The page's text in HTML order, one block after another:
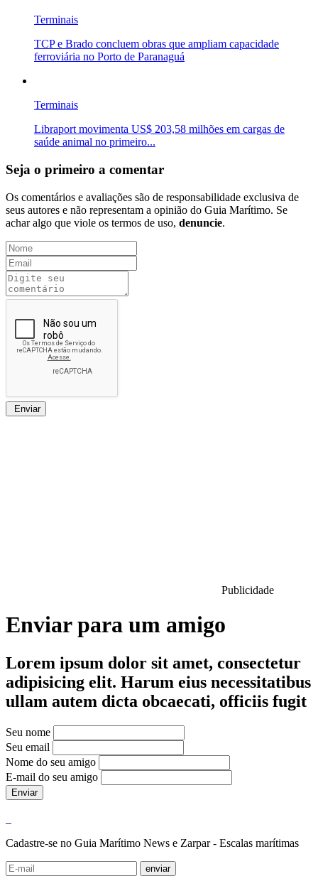
Terminais
TCP e Brado concluem obras que ampliam capacidade
ferroviária no Porto de Paranaguá
Terminais
Libraport movimenta US$ 203,58 milhões em cargas de
saúde animal no primeiro...
Seja o primeiro a comentar
Os comentários e avaliações são de responsabilidade exclusiva de
seus autores e não representam a opinião do Guia Marítimo. Se
achar algo que viole os termos de uso, denuncie.
Enviar
Publicidade
Enviar para um amigo
Lorem ipsum dolor sit amet, consectetur
adipisicing elit. Harum eius necessitatibus
ullam autem dicta obcaecati, officiis fugit
Seu nome
Seu email
Nome do seu amigo
E-mail do seu amigo
Enviar
Cadastre-se no Guia Marítimo News e Zarpar - Escalas marítimas
enviar